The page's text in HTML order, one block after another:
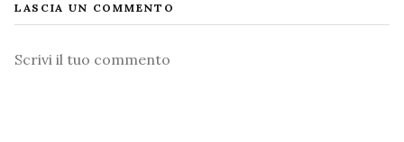
LASCIA UN COMMENTO
Commento